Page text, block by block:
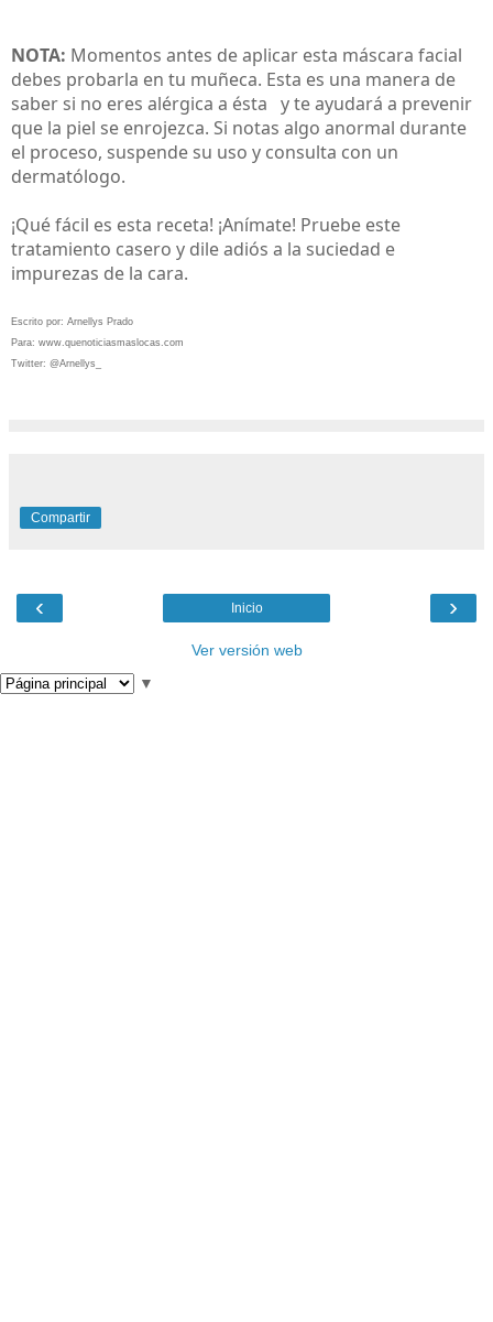
NOTA: Momentos antes de aplicar esta máscara facial
debes probarla en tu muñeca. Esta es una manera de
saber si no eres alérgica a ésta y te ayudará a prevenir
que la piel se enrojezca. Si notas algo anormal durante
el proceso, suspende su uso y consulta con un
dermatólogo.
¡Qué fácil es esta receta! ¡Anímate! Pruebe este
tratamiento casero y dile adiós a la suciedad e
impurezas de la cara.
Escrito por: Arnellys Prado
Para: www.quenoticiasmaslocas.com
Twitter: @Arnellys_
Compartir
‹ ›
Inicio
Ver versión web
▼